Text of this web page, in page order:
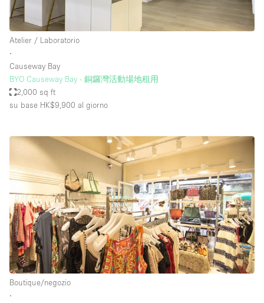
Atelier / Laboratorio
∙
Causeway Bay
BYO Causeway Bay - 銅鑼灣活動場地租用
2,000 sq ft
su base HK$9,900 al giorno
Boutique/negozio
∙